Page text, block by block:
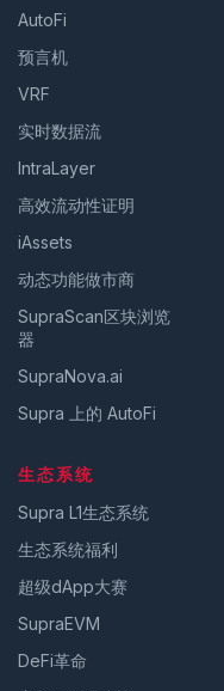
AutoFi
预言机
VRF
实时数据流
IntraLayer
高效流动性证明
iAssets
动态功能做市商
SupraScan区块浏览
器
SupraNova.ai
Supra 上的 AutoFi
生态系统
Supra L1生态系统
生态系统福利
超级dApp大赛
SupraEVM
DeFi革命